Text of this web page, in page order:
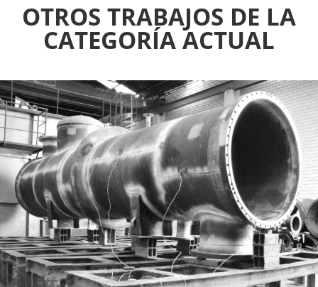
OTROS TRABAJOS DE LA
CATEGORÍA ACTUAL